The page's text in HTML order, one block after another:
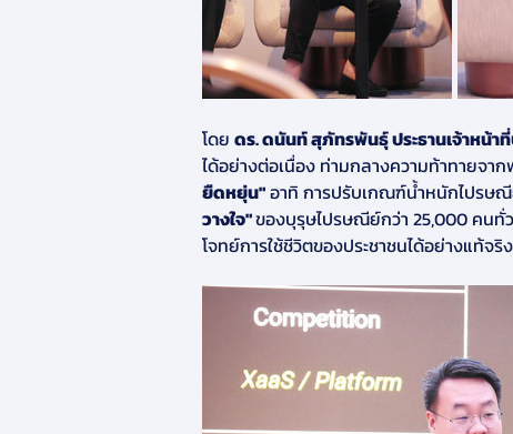
โดย ดร. ดนันท์ สุภัทรพันธุ์ ประธานเจ้าหน้า
ได้อย่างต่อเนื่อง ท่ามกลางความท้าทายจา
ยืดหยุ่น" อาทิ การปรับเกณฑ์น้ำหนักไปร
วางใจ" ของบุรุษไปรษณีย์กว่า 25,000 คนทั่
โจทย์การใช้ชีวิตของประชาชนได้อย่างแท้จริง